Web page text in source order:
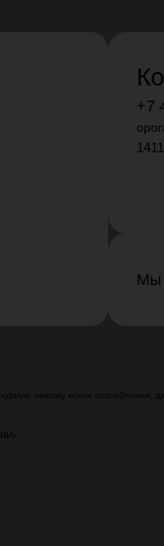
+7
Мы
лексику и/или оскорбления,